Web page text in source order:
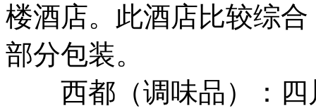
楼酒店。此酒店比较综
部分包装。
西都（调味品）：四